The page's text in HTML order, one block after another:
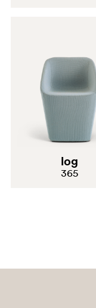
log
365